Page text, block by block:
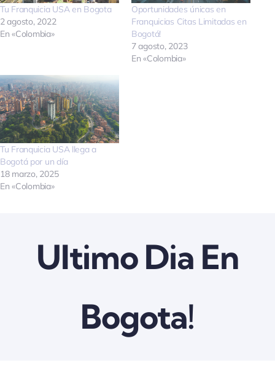
Quienes somos
Tu Franquicia USA en Bogota
2 agosto, 2022
En «Colombia»
Oportunidades únicas en
Franquicias Citas Limitadas en
Bogotá!
7 agosto, 2023
En «Colombia»
Tu Franquicia USA llega a
Bogotá por un día
18 marzo, 2025
En «Colombia»
Ultimo Dia En
Bogota!